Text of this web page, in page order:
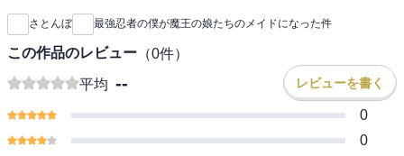
さとんぼ 最強忍者の僕が魔王の娘たちのメイドになった件
この作品のレビュー （0件）
平均 -- レビューを書く
0
0